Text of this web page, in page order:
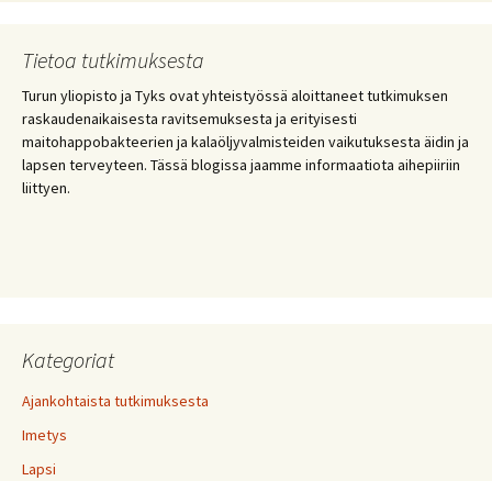
Tietoa tutkimuksesta
Turun yliopisto ja Tyks ovat yhteistyössä aloittaneet tutkimuksen
raskaudenaikaisesta ravitsemuksesta ja erityisesti
maitohappobakteerien ja kalaöljyvalmisteiden vaikutuksesta äidin ja
lapsen terveyteen. Tässä blogissa jaamme informaatiota aihepiiriin
liittyen.
Kategoriat
Ajankohtaista tutkimuksesta
Imetys
Lapsi